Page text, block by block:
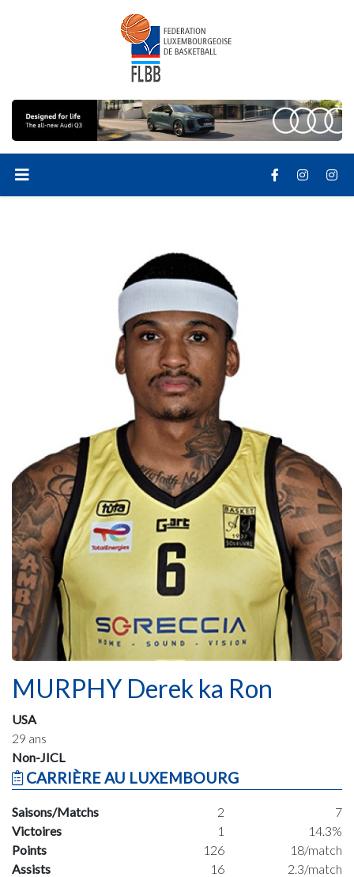
MURPHY Derek ka Ron
USA
29 ans
Non-JICL
CARRIÈRE AU LUXEMBOURG
Saisons/Matchs 2
7
Victoires
1
14.3%
Points
126
18/match
Assists
16
2.3/match